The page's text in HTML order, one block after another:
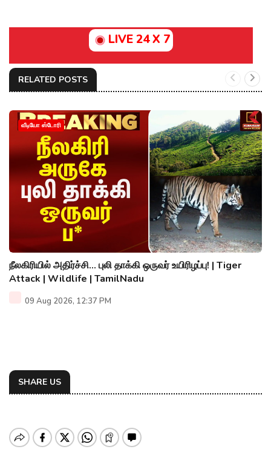
LIVE 24 X 7
RELATED POSTS
வீடியோ ஸ்டோரி
நீலகிரியில் அதிர்ச்சி... புலி தாக்கி ஒருவர் உயிரிழப்பு! | Tiger
Attack | Wildlife | TamilNadu
09 Aug 2026, 12:37 PM
SHARE US